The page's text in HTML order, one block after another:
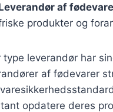
af
produkter og
type leverandør har
af fødevarer
opdatere deres